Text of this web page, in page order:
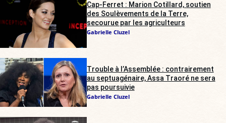
Cap-Ferret : Marion Cotillard, soutien
des Soulèvements de la Terre,
secourue par les agriculteurs
Gabrielle Cluzel
Trouble à l’Assemblée : contrairement
au septuagénaire, Assa Traoré ne sera
pas poursuivie
Gabrielle Cluzel